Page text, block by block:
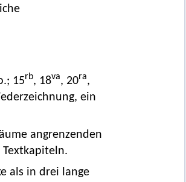
15rb, 18va, 20ra,
ein
angrenzenden
Textkapiteln.
als in drei lange